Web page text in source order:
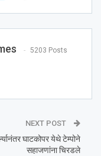
5203 Posts
NEXT POST
घाटकोपर येथे टेम्पोने
सहाजणांना चिरडले